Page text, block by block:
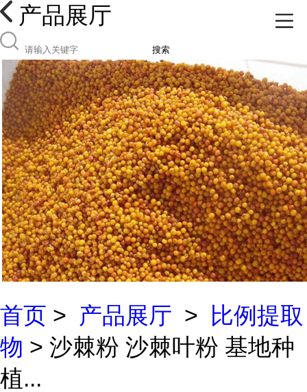
产品展厅
搜索
首页 > 产品展厅 >
比例提取
物 > 沙棘粉 沙棘叶粉 基地种
植...